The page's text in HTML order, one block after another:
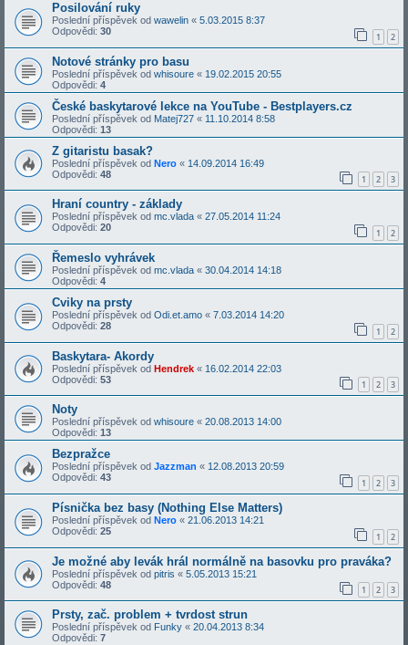
Posilování ruky
Poslední příspěvek od wawelin « 5.03.2015 8:37
Odpovědi: 30 1 2
Notové stránky pro basu
Poslední příspěvek od whisoure « 19.02.2015 20:55
Odpovědi: 4
České baskytarové lekce na YouTube - Bestplayers.cz
Poslední příspěvek od Matej727 « 11.10.2014 8:58
Odpovědi: 13
Z gitaristu basak?
Poslední příspěvek od Nero « 14.09.2014 16:49
Odpovědi: 48 1 2 3
Hraní country - základy
Poslední příspěvek od mc.vlada « 27.05.2014 11:24
Odpovědi: 20 1 2
Řemeslo vyhrávek
Poslední příspěvek od mc.vlada « 30.04.2014 14:18
Odpovědi: 4
Cviky na prsty
Poslední příspěvek od Odi.et.amo « 7.03.2014 14:20
Odpovědi: 28 1 2
Baskytara- Akordy
Poslední příspěvek od Hendrek « 16.02.2014 22:03
Odpovědi: 53 1 2 3
Noty
Poslední příspěvek od whisoure « 20.08.2013 14:00
Odpovědi: 13
Bezpražce
Poslední příspěvek od Jazzman « 12.08.2013 20:59
Odpovědi: 43 1 2 3
Písnička bez basy (Nothing Else Matters)
Poslední příspěvek od Nero « 21.06.2013 14:21
Odpovědi: 25 1 2
Je možné aby levák hrál normálně na basovku pro praváka?
Poslední příspěvek od pitris « 5.05.2013 15:21
Odpovědi: 48 1 2 3
Prsty, zač. problem + tvrdost strun
Poslední příspěvek od Funky « 20.04.2013 8:34
Odpovědi: 7